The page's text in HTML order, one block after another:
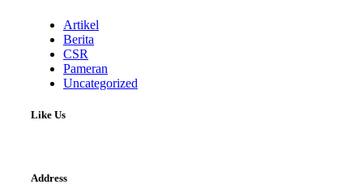
Artikel
Berita
CSR
Pameran
Uncategorized
Like Us
Address